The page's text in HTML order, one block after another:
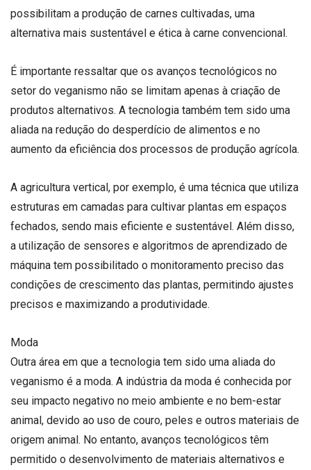
possibilitam a produção de carnes cultivadas, uma
alternativa mais sustentável e ética à carne convencional.
É importante ressaltar que os avanços tecnológicos no
setor do veganismo não se limitam apenas à criação de
produtos alternativos. A tecnologia também tem sido uma
aliada na redução do desperdício de alimentos e no
aumento da eficiência dos processos de produção agrícola.
A agricultura vertical, por exemplo, é uma técnica que utiliza
estruturas em camadas para cultivar plantas em espaços
fechados, sendo mais eficiente e sustentável. Além disso,
a utilização de sensores e algoritmos de aprendizado de
máquina tem possibilitado o monitoramento preciso das
condições de crescimento das plantas, permitindo ajustes
precisos e maximizando a produtividade.
Moda
Outra área em que a tecnologia tem sido uma aliada do
veganismo é a moda. A indústria da moda é conhecida por
seu impacto negativo no meio ambiente e no bem-estar
animal, devido ao uso de couro, peles e outros materiais de
origem animal. No entanto, avanços tecnológicos têm
permitido o desenvolvimento de materiais alternativos e